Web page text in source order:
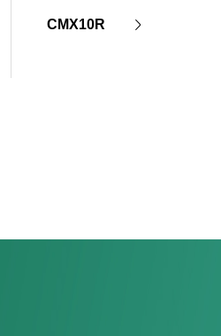
CMX10R